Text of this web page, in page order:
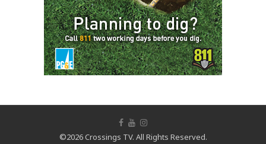
©2026 Crossings TV. All Rights Reserved.